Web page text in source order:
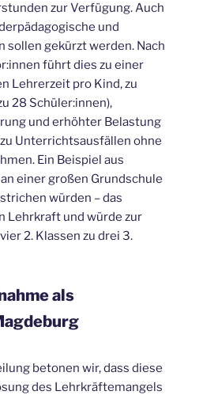
zur Verfügung. Auch
und
sollen gekürzt werden. Nach
führt dies zu einer
Lehrerzeit pro Kind, zu
28 Schüler:innen),
und erhöhter Belastung
Unterrichtsausfällen ohne
Ein Beispiel aus
einer großen Grundschule
würden – das
Lehrkraft und würde zur
2. Klassen zu drei 3.
als
betonen wir, dass diese
des Lehrkräftemangels